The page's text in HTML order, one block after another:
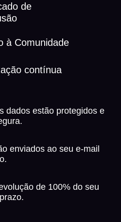
dados estão protegidos e
enviados ao seu e-mail
de 100% do seu
de
à Comunidade
contínua